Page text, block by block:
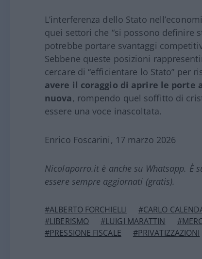
L’interferenza dello Stato
quei settori che “si possono definire
potrebbe portare svantaggi
Sebbene queste posizioni
cercare di “efficientare lo Stato” per
avere il coraggio di aprire le porte
nuova, rompendo quel soffitto di
essere una voce inascoltata.
Enrico Foscarini, 17 marzo 2026
Nicolaporro.it è anche su Whatsapp. È
essere sempre aggiornati (gratis).
#ALBERTO FORCHIELLI #CARLO
#LIBERISMO
#LUIGI MARATTIN
#PRESSIONE FISCALE
#PRIVATIZZAZIONI